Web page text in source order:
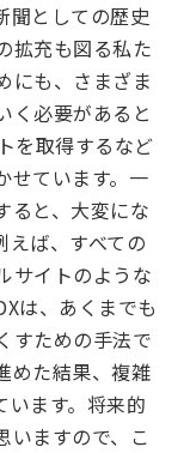
聞としての歴史
拡充も図る私た
にも、さまざま
く必要があると
を取得するなど
せています。一
ると、大変にな
えば、すべての
サイトのような
は、あくまでも
すための手法で
めた結果、複雑
います。将来的
いますので、こ